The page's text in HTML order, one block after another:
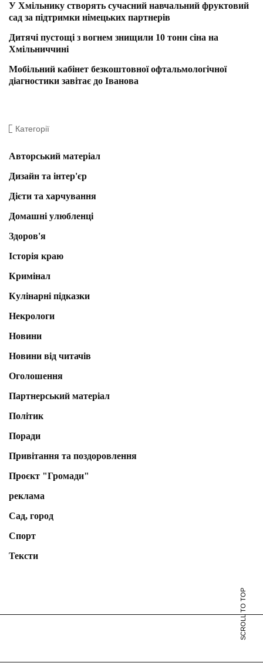
У Хмільнику створять сучасний навчальний фруктовий
сад за підтримки німецьких партнерів
Дитячі пустощі з вогнем знищили 10 тонн сіна на
Хмільниччині
Мобільний кабінет безкоштовної офтальмологічної
діагностики завітає до Іванова
Категорії
Авторський матеріал
Дизайн та інтер'єр
Дієти та харчування
Домашні улюбленці
Здоров'я
Історія краю
Кримінал
Кулінарні підказки
Некрологи
Новини
Новини від читачів
Оголошення
Партнерський матеріал
Політик
Поради
Привітання та поздоровлення
Проєкт "Громади"
реклама
Сад, город
Спорт
Тексти
SCROLL TO TOP